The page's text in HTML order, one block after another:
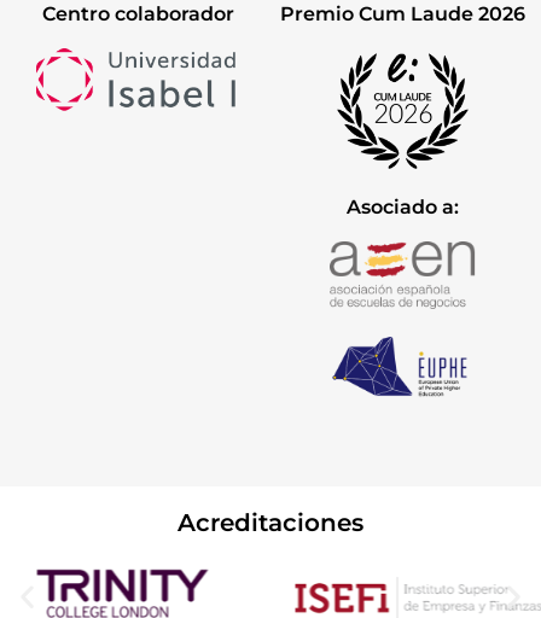
Centro colaborador Premio Cum Laude 2026
Asociado a:
Acreditaciones